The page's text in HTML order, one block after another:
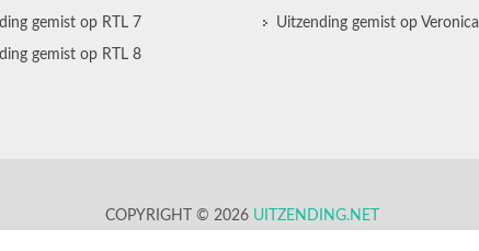
gemist op RTL 7
gemist op RTL 8
Uitzending gemist op Veronica
COPYRIGHT © 2026 UITZENDING.NET